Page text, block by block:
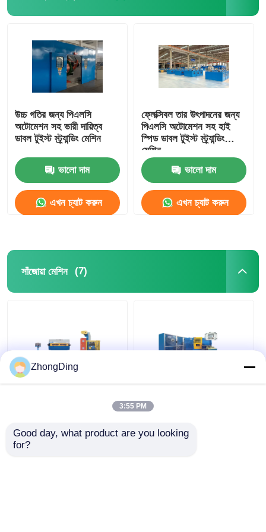
উচ্চ গতির জন্য পিএলসি
অটোমেশন সহ ভারী দায়িত্ব
ডাবল টুইস্ট স্ট্র্যান্ডিং মেশিন
ভালো দাম
এখন চ্যাট করুন
ফ্লেক্সিবল তার উৎপাদনের জন্য
পিএলসি অটোমেশন সহ হাই
স্পিড ডাবল টুইস্ট স্ট্র্যান্ডিং
মেশিন
ভালো দাম
এখন চ্যাট করুন
সাঁজোয়া মেশিন (7)
রিইনফোর্সমেন্টের জন্য
ইন্ডাস্ট্রিয়াল পিএলসি অটোমেটেড
আর্মার্ড মেশিন ৬০ কিমি/ঘন্টা
ZhongDing
3:55 PM
Good day, what product are you looking
for?